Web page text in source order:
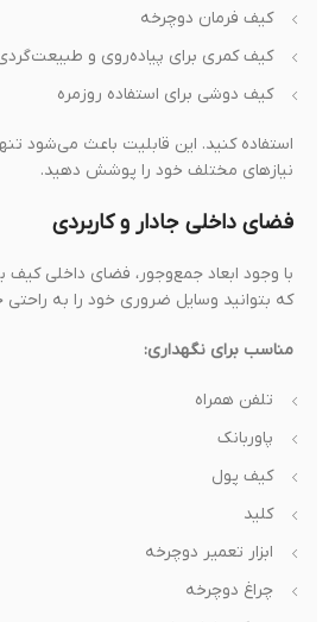
کیف فرمان دوچرخه
کیف کمری برای پیاده‌روی و طبیعت‌گردی
کیف دوشی برای استفاده روزمره
استفاده کنید. این قابلیت باعث می‌شود تنها
نیازهای مختلف خود را پوشش دهید.
فضای داخلی جادار و کاربردی
با وجود ابعاد جمع‌وجور، فضای داخلی کیف به
که بتوانید وسایل ضروری خود را به راحتی حمل
مناسب برای نگهداری:
تلفن همراه
پاوربانک
کیف پول
کلید
ابزار تعمیر دوچرخه
چراغ دوچرخه